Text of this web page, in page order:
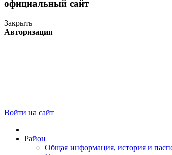
официальный сайт
Закрыть
Авторизация
Войти на сайт
Район
Общая информация, история и